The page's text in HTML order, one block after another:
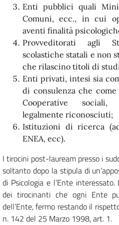
Enti pubblici quali
Comuni, ecc., in cui
aventi finalità
Provveditorati agli
scolastiche statali e non
che rilascino titoli di
Enti privati, intesi sia
di consulenza che
Cooperative sociali,
legalmente riconosciuti;
Istituzioni di ricerca
ENEA, ecc).
I tirocini post-lauream presso i
soltanto dopo la stipula di
di Psicologia e l’Ente
dei tirocinanti che ogni Ente
dell’Ente, fermo restando il
n. 142 del 25 Marzo 1998, art. 1.